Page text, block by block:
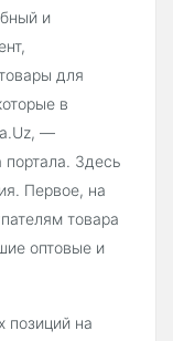
и
для
в
—
портала. Здесь
Первое, на
товара
оптовые и
позиций на